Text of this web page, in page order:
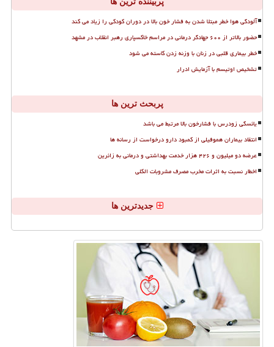
آلودگی هوا خطر مبتلا شدن به فشار خون بالا در دوران کودکی را زیاد می کند
حضور بالاتر از ۶۰۰ جهادگر درمانی در مراسم خاکسپاری رهبر انقلاب در مشهد
خطر بیماری قلبی در زنان با وزنه زدن کاسته می شود
تشخیص اوتیسم با آزمایش ادرار
پربحث ترین ها
یائسگی زودرس با فشارخون بالا مرتبط می باشد
انتقاد بیماران هموفیلی از کمبود دارو درخواست از رسانه ها
عرضه دو میلیون و ۴۲۶ هزار خدمت بهداشتی و درمانی به زائرین
اخطار نسبت به اثرات مخرب مصرف مشروبات الکلی
جدیدترین ها